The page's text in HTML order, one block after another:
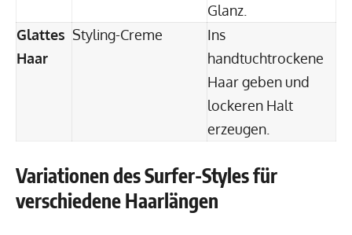
Glanz.
Glattes
Haar
Styling-Creme
Ins
handtuchtrockene
Haar geben und
lockeren Halt
erzeugen.
Variationen des Surfer-Styles für
verschiedene Haarlängen